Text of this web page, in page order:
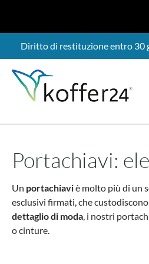
Diritto di restituzione entro 30
Portachiavi:
Un portachiaviè molto più di un
esclusivi firmati, che
dettaglio di moda, i nostri
o cinture.